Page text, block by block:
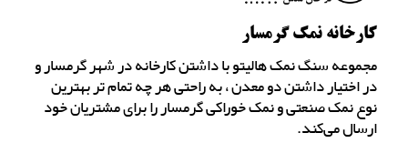
کارخانه نمک گرمسار
مجموعه سنگ نمک هالیتو با داشتن کارخانه در شهر گرمسار و
در اختیار داشتن دو معدن ، به راحتی هر چه تمام تر بهترین
نوع نمک صنعتی و نمک خوراکی گرمسار را برای مشتریان خود
ارسال می‌کند.